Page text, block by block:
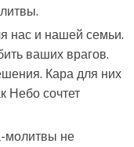
нас и нашей семьи.
ваших врагов.
Кара для них
Небо сочтет
молитвы не